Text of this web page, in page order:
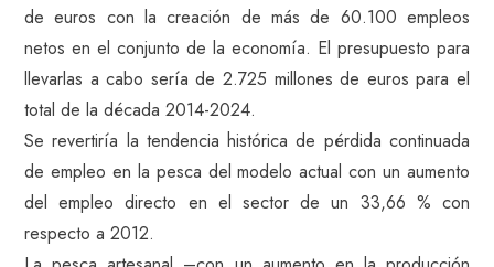
de euros con la creación de más de 60.100 empleos
netos en el conjunto de la economía. El presupuesto para
llevarlas a cabo sería de 2.725 millones de euros para el
total de la década 2014-2024.
Se revertiría la tendencia histórica de pérdida continuada
de empleo en la pesca del modelo actual con un aumento
del empleo directo en el sector de un 33,66 % con
respecto a 2012.